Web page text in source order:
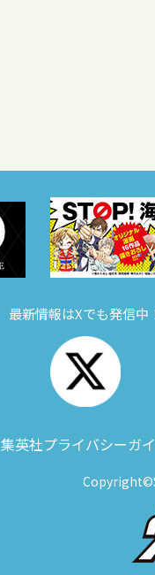
最新情報はXでも発信中
集英社プライバシーガ